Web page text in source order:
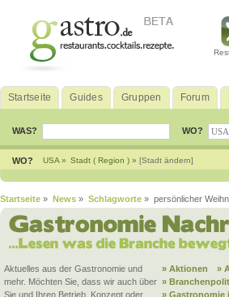
Startseite Guides Gruppen Forum
WAS? WO?
WO? USA » Stadt ( Region ) » [Stadt ändern]
Startseite » News » Schlagworte » persönlicher
Aktuelles aus der Gastronomie und
mehr. Möchten Sie, dass wir auch über
Sie und Ihren Betrieb, Konzept oder
» Aktionen »
»
» Gastronomie